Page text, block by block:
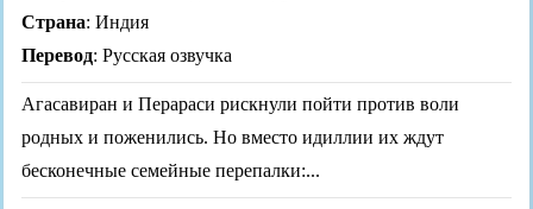
Страна: Индия
Перевод: Русская озвучка
Агасавиран и Перараси рискнули пойти против воли
родных и поженились. Но вместо идиллии их ждут
бесконечные семейные перепалки:...